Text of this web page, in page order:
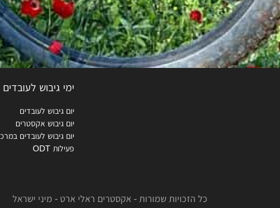
ימי גיבוש לעובדים
יום גיבוש לעובדים
יום גיבוש אקסטרים
יום גיבוש לעובדים
פעילות ODT
כל הזכויות שמורות - אקסטרים ראלי ארט - מיני ישראל